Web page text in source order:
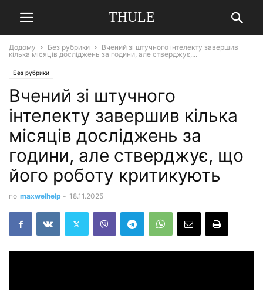
THULE
Додому Без рубрики
Вчений зі штучного інтелекту завершив
кілька місяців досліджень за години, але стверджує,...
Без рубрики
Вчений зі штучного
інтелекту завершив кілька
місяців досліджень за
години, але стверджує, що
його роботу критикують
по maxwelhelp - 18.11.2025